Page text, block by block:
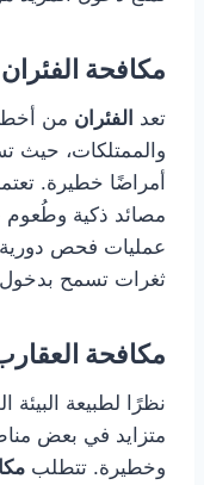
مكافحة
تعد الفئران من
والممتلكات، حيث
أمراضًا خطيرة.
مصائد ذكية وطُعوم
عمليات فحص دورية
ثغرات تسمح بدخول
مكافحة
نظرًا لطبيعة البيئة
متزايد في بعض
وخطيرة. تتطلب